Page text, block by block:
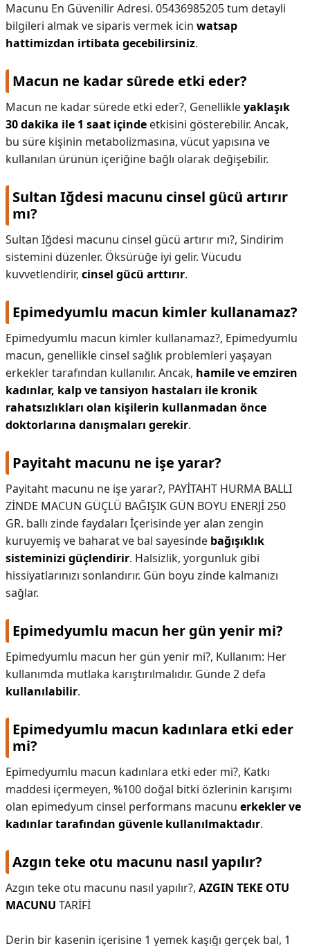
Macunu En Güvenilir Adresi. 05436985205 tum detayli
bilgileri almak ve siparis vermek icin watsap
hattimizdan irtibata gecebilirsiniz.
Macun ne kadar sürede etki eder?
Macun ne kadar sürede etki eder?, Genellikleyaklaşık
30 dakika ile 1 saat içinde etkisini gösterebilir. Ancak,
bu süre kişinin metabolizmasına, vücut yapısına ve
kullanılan ürünün içeriğine bağlı olarak değişebilir.
Sultan Iğdesi macunu cinsel gücü artırır
mı?
Sultan Iğdesi macunu cinsel gücü artırır mı?, Sindirim
sistemini düzenler. Öksürüğe iyi gelir. Vücudu
kuvvetlendirir, cinsel gücü arttırır.
Epimedyumlu macun kimler kullanamaz?
Epimedyumlu macun kimler kullanamaz?, Epimedyumlu
macun, genellikle cinsel sağlık problemleri yaşayan
erkekler tarafından kullanılır. Ancak, hamile ve emziren
kadınlar, kalp ve tansiyon hastaları ile kronik
rahatsızlıkları olan kişilerin kullanmadan önce
doktorlarına danışmaları gerekir.
Payitaht macunu ne işe yarar?
Payitaht macunu ne işe yarar?, PAYİTAHT HURMA BALLI
ZİNDE MACUN GÜÇLÜ BAĞIŞIK GÜN BOYU ENERJİ 250
GR. ballı zinde faydaları İçerisinde yer alan zengin
kuruyemiş ve baharat ve bal sayesinde bağışıklık
sisteminizi güçlendirir. Halsizlik, yorgunluk gibi
hissiyatlarınızı sonlandırır. Gün boyu zinde kalmanızı
sağlar.
Epimedyumlu macun her gün yenir mi?
Epimedyumlu macun her gün yenir mi?, Kullanım: Her
kullanımda mutlaka karıştırılmalıdır. Günde 2 defa
kullanılabilir.
Epimedyumlu macun kadınlara etki eder
mi?
Epimedyumlu macun kadınlara etki eder mi?, Katkı
maddesi içermeyen, %100 doğal bitki özlerinin karışımı
olan epimedyum cinsel performans macunu erkekler ve
kadınlar tarafından güvenle kullanılmaktadır.
Azgın teke otu macunu nasıl yapılır?
Azgın teke otu macunu nasıl yapılır?, AZGIN TEKE OTU
MACUNU TARİFİ
Derin bir kasenin içerisine 1 yemek kaşığı gerçek bal, 1